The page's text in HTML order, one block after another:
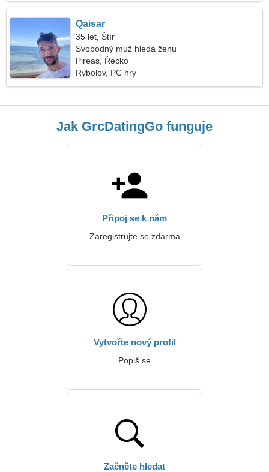
Qaisar
35 let, Štír
Svobodný muž hledá ženu
Pireas, Řecko
Rybolov, PC hry
Jak GrcDatingGo funguje
Připoj se k nám
Zaregistrujte se zdarma
Vytvořte nový profil
Popiš se
Začněte hledat